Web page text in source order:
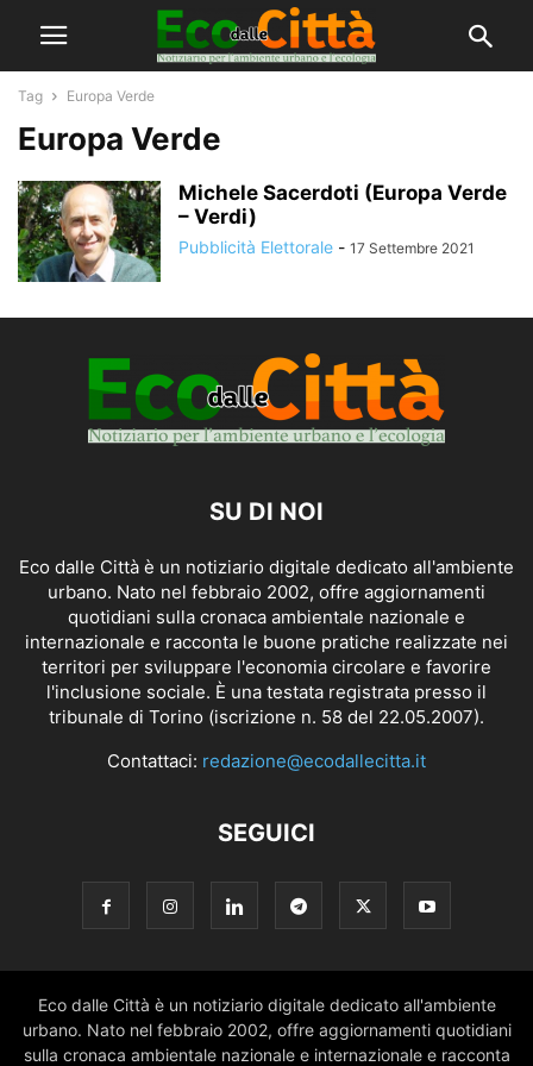
Tag Europa Verde
Europa Verde
Michele Sacerdoti (Europa Verde
– Verdi)
Pubblicità Elettorale - 17 Settembre 2021
SU DI NOI
Eco dalle Città è un notiziario digitale dedicato all'ambiente
urbano. Nato nel febbraio 2002, offre aggiornamenti
quotidiani sulla cronaca ambientale nazionale e
internazionale e racconta le buone pratiche realizzate nei
territori per sviluppare l'economia circolare e favorire
l'inclusione sociale. È una testata registrata presso il
tribunale di Torino (iscrizione n. 58 del 22.05.2007).
Contattaci: redazione@ecodallecitta.it
SEGUICI
Eco dalle Città è un notiziario digitale dedicato all'ambiente
urbano. Nato nel febbraio 2002, offre aggiornamenti quotidiani
sulla cronaca ambientale nazionale e internazionale e racconta